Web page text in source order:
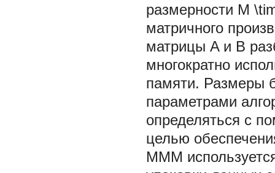
размерности M
матричного
матрицы A и B
многократно
памяти. Размеры
параметрами
определяться с
целью
MMM